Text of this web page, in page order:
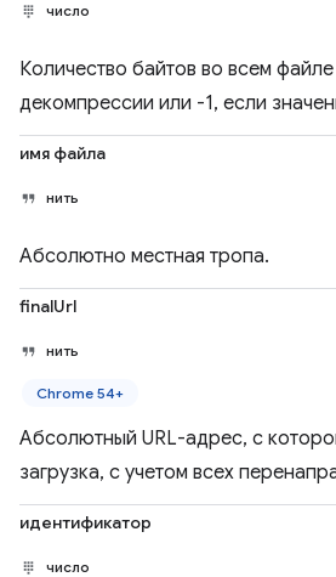
число
Количество байтов во всем
декомпрессии или -1, если
имя файла
нить
Абсолютно местная тропа.
finalUrl
нить
Chrome 54+
Абсолютный URL-адрес, с
загрузка, с учетом всех
идентификатор
число